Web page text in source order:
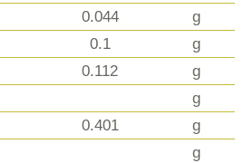
0.044
g
0.1
g
0.112
g
g
0.401
g
g